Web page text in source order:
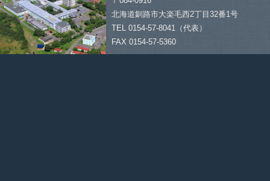
北海道釧路市大楽毛西2丁目32番1号
TEL 0154-57-8041（代表）
FAX 0154-57-5360